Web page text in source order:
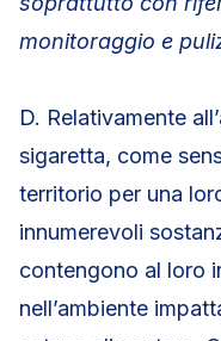
monitoraggio e
D. Relativamente
sigaretta, come
territorio per una
innumerevoli
contengono al loro
nell’ambiente